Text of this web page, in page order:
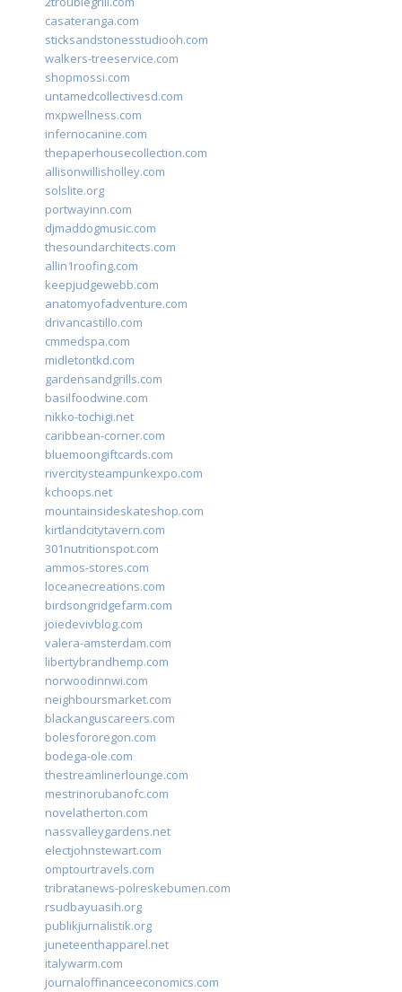
casateranga.com
sticksandstonesstudiooh.com
walkers-treeservice.com
shopmossi.com
untamedcollectivesd.com
mxpwellness.com
infernocanine.com
thepaperhousecollection.com
allisonwillisholley.com
solslite.org
portwayinn.com
djmaddogmusic.com
thesoundarchitects.com
allin1roofing.com
keepjudgewebb.com
anatomyofadventure.com
drivancastillo.com
cmmedspa.com
midletontkd.com
gardensandgrills.com
basilfoodwine.com
nikko-tochigi.net
caribbean-corner.com
bluemoongiftcards.com
rivercitysteampunkexpo.com
kchoops.net
mountainsideskateshop.com
kirtlandcitytavern.com
301nutritionspot.com
ammos-stores.com
loceanecreations.com
birdsongridgefarm.com
joiedevivblog.com
valera-amsterdam.com
libertybrandhemp.com
norwoodinnwi.com
neighboursmarket.com
blackanguscareers.com
bolesfororegon.com
bodega-ole.com
thestreamlinerlounge.com
mestrinorubanofc.com
novelatherton.com
nassvalleygardens.net
electjohnstewart.com
omptourtravels.com
tribratanews-polreskebumen.com
rsudbayuasih.org
publikjurnalistik.org
juneteenthapparel.net
italywarm.com
journaloffinanceeconomics.com